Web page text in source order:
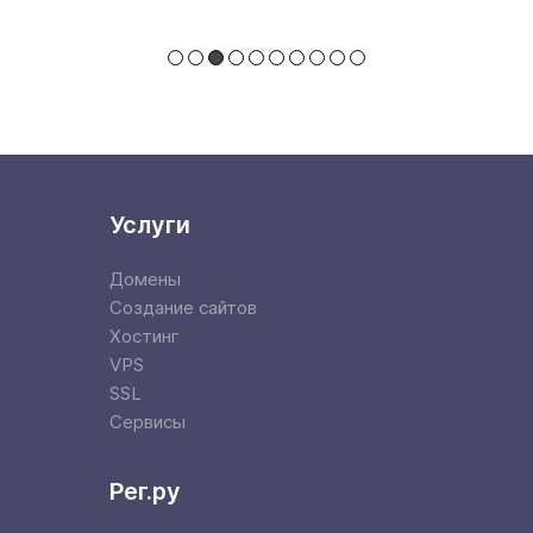
Услуги
Домены
Создание сайтов
Хостинг
VPS
SSL
Сервисы
Рег.ру